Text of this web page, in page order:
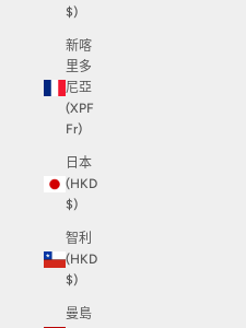
$)
新喀
里多
尼亞
(XPF
Fr)
日本
(HKD
$)
智利
(HKD
$)
曼島